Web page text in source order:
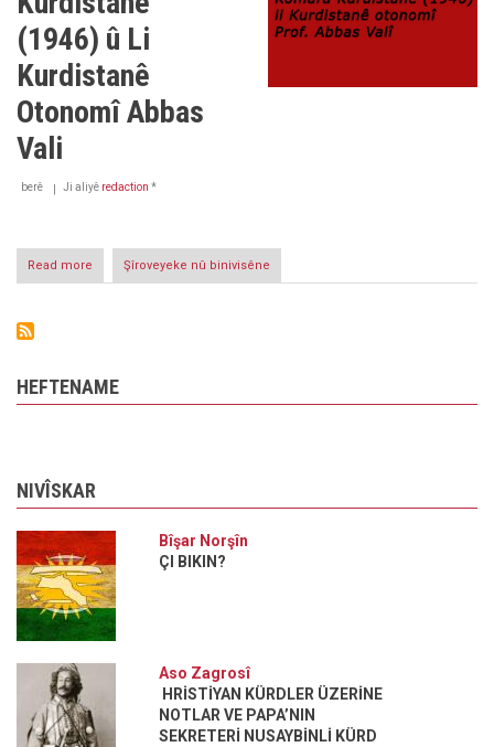
ya
(1946) û Li
Kurdistanê
Otonomî Abbas
Vali
berê Ji aliyê redaction *
Read more about
Komara
Kurdistanê
Otonomî
Şîroveyeke nû binivisêne
HEFTENAME
NIVÎSKAR
Bîşar Norşîn
ÇI BIKIN?
Aso Zagrosî
HRİSTİYAN KÜRDLER ÜZERİNE
NOTLAR VE PAPA’NIN
SEKRETERİ NUSAYBİNLİ KÜRD